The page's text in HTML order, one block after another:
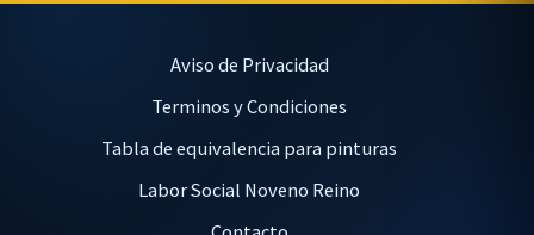
Aviso de Privacidad
Terminos y Condiciones
Tabla de equivalencia para pinturas
Labor Social Noveno Reino